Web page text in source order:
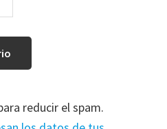
reducir el spam.